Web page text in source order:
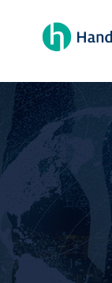
Themen
Mitgliedschaft
Partner
News
Handelsjournal